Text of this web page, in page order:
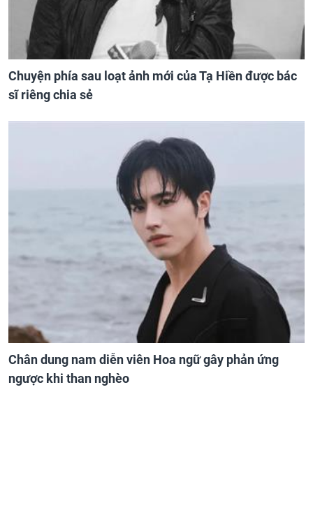
Chuyện phía sau loạt ảnh mới của Tạ Hiền được bác
sĩ riêng chia sẻ
Chân dung nam diễn viên Hoa ngữ gây phản ứng
ngược khi than nghèo